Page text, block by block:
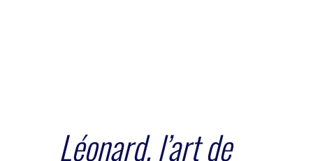
Léonard, l’art de